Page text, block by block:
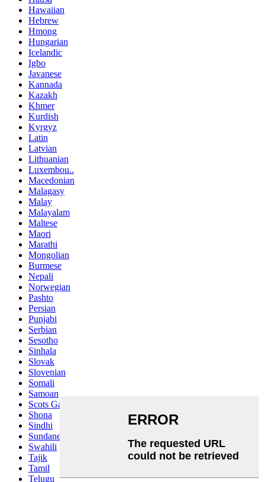
Hawaiian
Hebrew
Hmong
Hungarian
Icelandic
Igbo
Javanese
Kannada
Kazakh
Khmer
Kurdish
Kyrgyz
Latin
Latvian
Lithuanian
Luxembou..
Macedonian
Malagasy
Malay
Malayalam
Maltese
Maori
Marathi
Mongolian
Burmese
Nepali
Norwegian
Pashto
Persian
Punjabi
Serbian
Sesotho
Sinhala
Slovak
Slovenian
Somali
Samoan
Scots Gaelic
Shona
Sindhi
Sundanese
Swahili
Tajik
Tamil
Telugu